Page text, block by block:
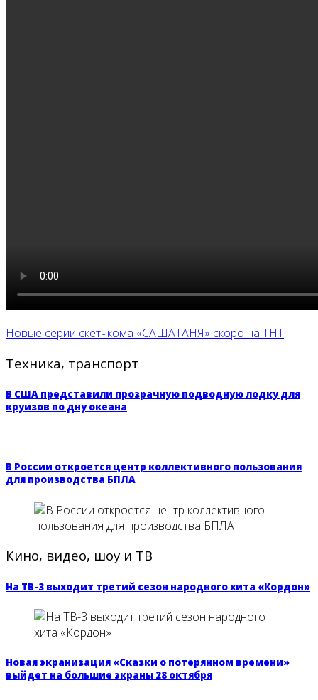
Новые серии скетчкома «САШАТАНЯ» скоро на ТНТ
Техника, транспорт
В США представили прозрачную подводную лодку для
круизов по дну океана
В России откроется центр коллективного пользования
для производства БПЛА
Кино, видео, шоу и ТВ
На ТВ-3 выходит третий сезон народного хита «Кордон»
Новая экранизация «Сказки о потерянном времени»
выйдет на большие экраны 28 октября